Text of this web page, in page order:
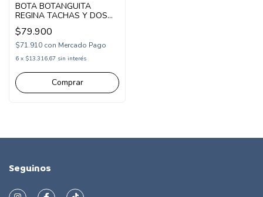
BOTA BOTANGUITA
REGINA TACHAS Y DOS
HEBILLAS 30-36 (1BOREG)
$79.900
$71.910 con Mercado Pago
6 x $13.316,67 sin interés
Comprar
Seguinos